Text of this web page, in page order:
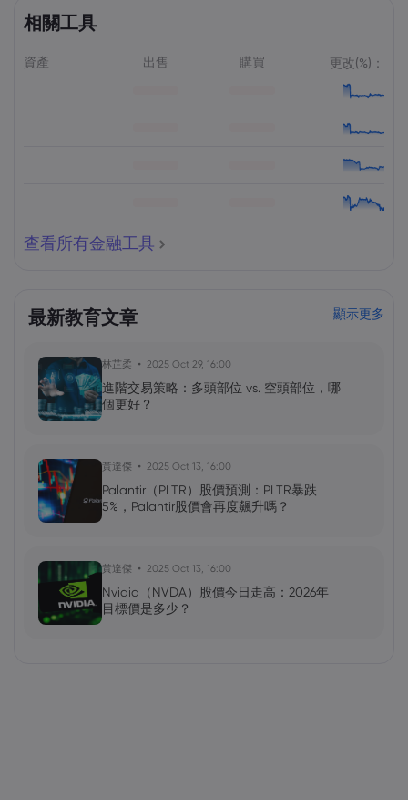
相關工具
資產 出售 購買 更改(%)：
查看所有金融工具
最新教育文章 顯示更多
林芷柔 2025 Oct 29, 16:00
進階交易策略：多頭部位 vs. 空頭部位，哪
個更好？
黃達傑 2025 Oct 13, 16:00
Palantir（PLTR）股價預測：PLTR暴跌
5%，Palantir股價會再度飆升嗎？
黃達傑 2025 Oct 13, 16:00
Nvidia（NVDA）股價今日走高：2026年
目標價是多少？